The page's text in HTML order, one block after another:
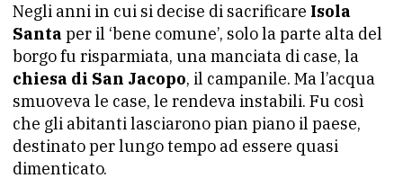
Negli anni in cui si decise di sacrificare Isola
Santa per il ‘bene comune’, solo la parte alta del
borgo fu risparmiata, una manciata di case, la
chiesa di San Jacopo, il campanile. Ma l’acqua
smuoveva le case, le rendeva instabili. Fu così
che gli abitanti lasciarono pian piano il paese,
destinato per lungo tempo ad essere quasi
dimenticato.